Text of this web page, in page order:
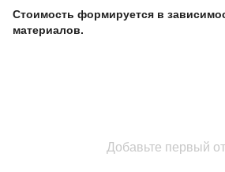
Стоимость формируется в
материалов.
Добавьте первый